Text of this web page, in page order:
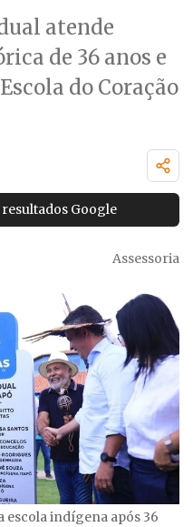
atende
de 36 anos e
do Coração
Google
Assessoria
escola indígena após 36